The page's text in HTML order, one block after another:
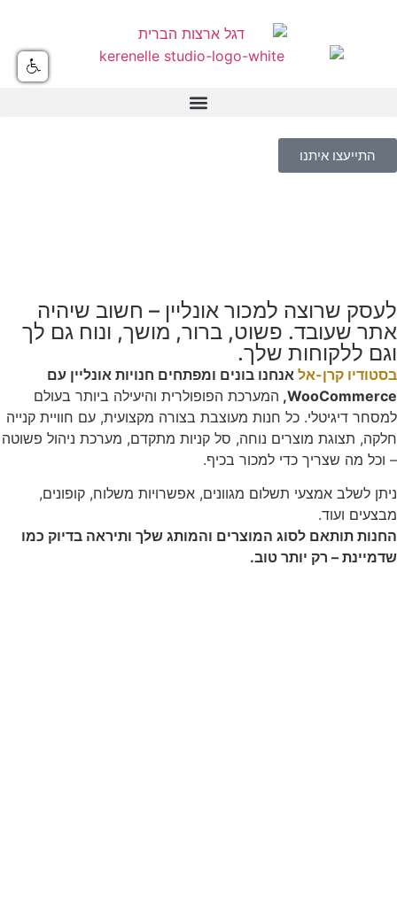
התייעצו איתנו
לעסק שרוצה למכור אונליין – חשוב שיהיה
אתר שעובד. פשוט, ברור, מושך, ונוח גם לך
וגם ללקוחות שלך.
בסטודיו קרן-אל אנחנו בונים ומפתחים חנויות אונליין עם
WooCommerce, המערכת הפופולרית והיעילה ביותר בעולם
למסחר דיגיטלי. כל חנות מעוצבת בצורה מקצועית, עם חוויית קנייה
חלקה, תצוגת מוצרים נוחה, סל קניות מתקדם, מערכת ניהול פשוטה
– וכל מה שצריך כדי למכור בכיף.
ניתן לשלב אמצעי תשלום מגוונים, אפשרויות משלוח, קופונים,
מבצעים ועוד.
החנות תותאם לסוג המוצרים והמותג שלך ותיראה בדיוק כמו
שדמיינת – רק יותר טוב.